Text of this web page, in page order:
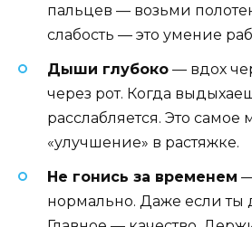
пальцев — возьми
слабость — это умение
Дыши глубоко — вдох
через рот. Когда
расслабляется. Это самое
«улучшение» в растяжке.
Не гонись за временем
нормально. Даже если ты